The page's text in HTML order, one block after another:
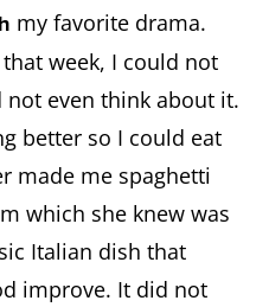
my favorite drama.
week, I could not
even think about it.
better so I could eat
made me spaghetti
which she knew was
Italian dish that
improve. It did not